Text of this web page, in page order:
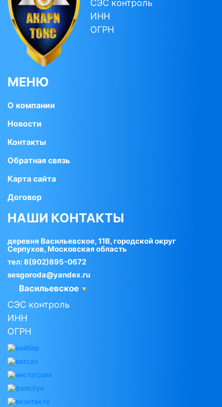
СЭС контроль
ИНН
ОГРН
МЕНЮ
О компании
Новости
Контакты
Обратная связь
Карта сайта
Договор
НАШИ КОНТАКТЫ
деревня Васильевское, 11В, городской округ
Серпухов, Московская область
тел:8(902)895-0672
sesgoroda@yandex.ru
Васильевское
СЭС контроль
ИНН
ОГРН